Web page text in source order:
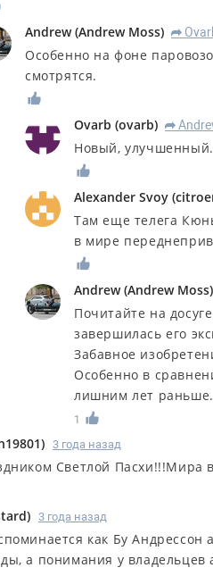
Andrew(Andrew Moss) R
Особенно на фоне
смотрятся.
Ovarb (ovarb) R
Новый,
Alexander Svoy (
Там еще телега
в мире
Andrew(Andrew Moss)
Почитайте на
завершилась его
Забавное
Особенно в
лишним лет раньше.
1
) 3 года назад
Светлой Пасхи!!!Мира
) 3 года назад
как Бу
а понимания у владельцев